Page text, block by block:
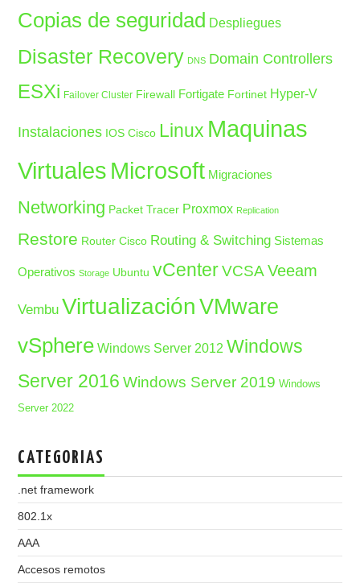
Copias de seguridad Despliegues
Disaster Recovery DNS Domain Controllers
ESXi Failover Cluster Firewall Fortigate Fortinet Hyper-V
Instalaciones IOS Cisco Linux Maquinas
Virtuales Microsoft Migraciones
Networking Packet Tracer Proxmox Replication
Restore Router Cisco Routing & Switching Sistemas
Operativos Storage Ubuntu vCenter VCSA Veeam
Vembu Virtualización VMware
vSphere Windows Server 2012 Windows
Server 2016 Windows Server 2019 Windows
Server 2022
CATEGORIAS
.net framework
802.1x
AAA
Accesos remotos